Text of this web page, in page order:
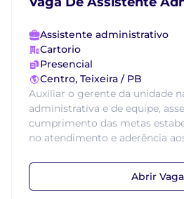
Assistente administrativo
Cartorio
Presencial
Centro, Teixeira / PB
Auxiliar o gerente da unidade
administrativa e de equipe,
cumprimento das metas
no atendimento e aderência
Abrir Vaga